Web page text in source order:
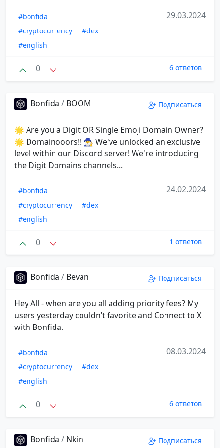
#bonfida
#cryptocurrency
#dex
#english
29.03.2024
0 6 ответов
Bonfida / BOOM Подписаться
🌟 Are you a Digit OR Single Emoji Domain Owner?
🌟 Domainooors!! 🧙‍♂️ We've unlocked an exclusive
level within our Discord server! We're introducing
the Digit Domains channels...
#bonfida
#cryptocurrency
#dex
#english
24.02.2024
0 1 ответов
Bonfida / Bevan Подписаться
Hey All - when are you all adding priority fees? My
users yesterday couldn’t favorite and Connect to X
with Bonfida.
#bonfida
#cryptocurrency
#dex
#english
08.03.2024
0 6 ответов
Bonfida / Nkin Подписаться